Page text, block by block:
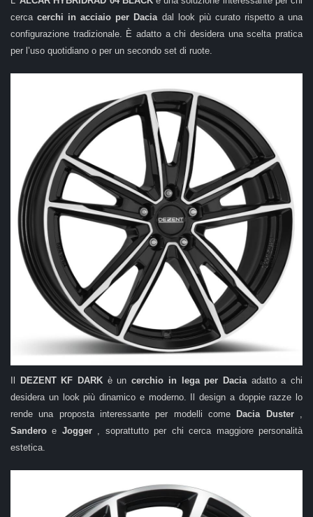
cercacerchi in acciaio per Dacia dal look più curato rispetto a una
configurazione tradizionale. È adatto a chi desidera una scelta pratica
per l’uso quotidiano o per un secondo set di ruote.
DEZENT KF DARK è uncerchio in lega per Dacia adatto a chi
desidera un look più dinamico e moderno. Il design a doppie razze lo
rende una proposta interessante per modelli come
Dacia Duster ,
Sanderoe Jogger , soprattutto per chi cerca maggiore personalità
estetica.